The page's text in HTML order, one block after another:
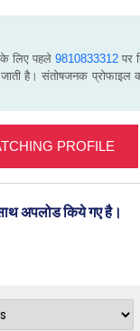
लिए पहले9810833312 पर
है। संतोषजनक
PROFILE
अपलोड किये गए है।